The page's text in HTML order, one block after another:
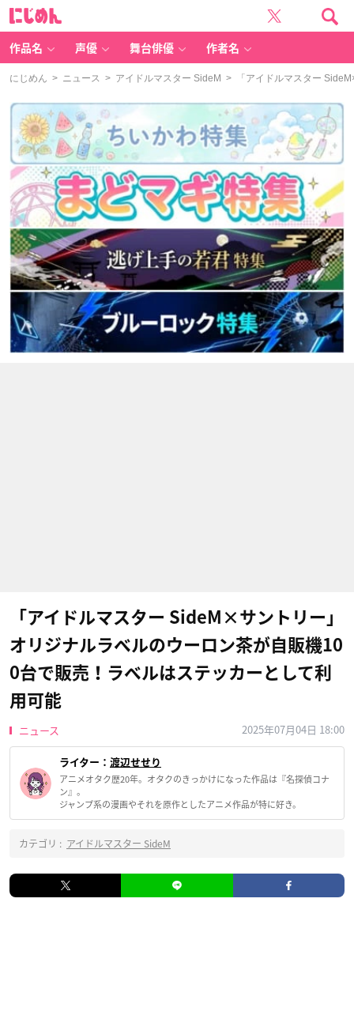
作品名 声優 舞台俳優 作者名
にじめん > ニュース > アイドルマスター SideM > 「アイドルマスター
「アイドルマスター SideM×サントリー」
オリジナルラベルのウーロン茶が自販機10
0台で販売！ラベルはステッカーとして利
用可能
ニュース 2025年07月04日 18:00
ライター： 渡辺せせり
アニメオタク歴20年。オタクのきっかけになった作品は『名探偵コナ
ン』。
ジャンプ系の漫画やそれを原作としたアニメ作品が特に好き。
カテゴリ : アイドルマスター SideM